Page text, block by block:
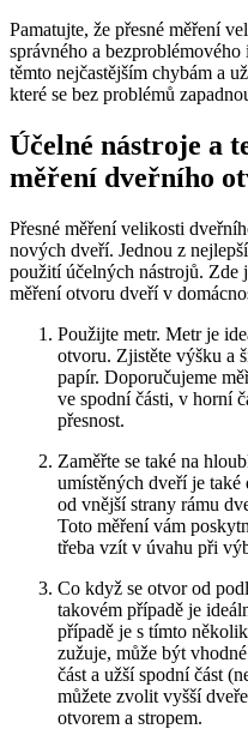
Pamatujte, že přesné měření
správného a
těmto nejčastějším chybám a
které se bez problémů
Účelné nástroje a
měření dveřního
Přesné měření velikosti
nových dveří. Jednou z
použití účelných nástrojů. Zde
měření otvoru dveří v
Použijte metr. Metr je
otvoru. Zjistěte výšku a
papír. Doporučujeme
ve spodní části, v horní
přesnost.
Zaměřte se také na
umístěných dveří je
od vnější strany rámu
Toto měření vám
třeba vzít v úvahu při
Co když se otvor od
takovém případě je
případě je s tímto
zužuje, může být
část a užší spodní část
můžete zvolit vyšší
otvorem a stropem.